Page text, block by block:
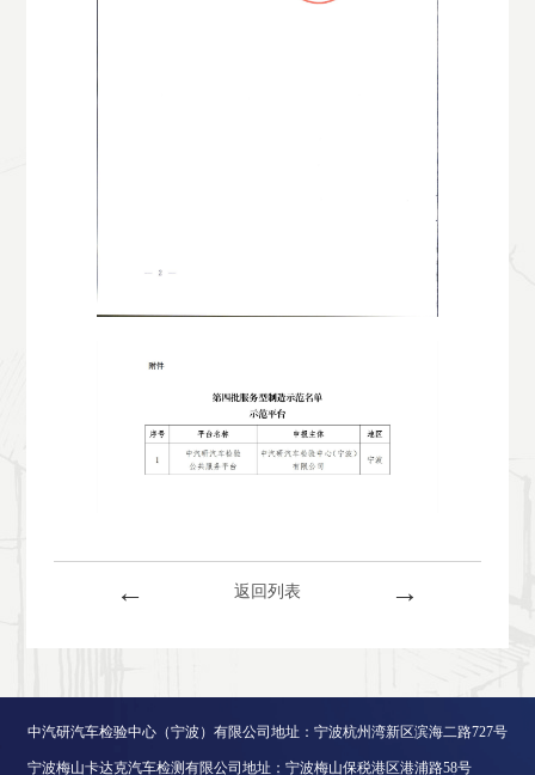
← 返回列表 →
中汽研汽车检验中心（宁波）有限公司地址：宁波杭州湾新区滨海二路727号
宁波梅山卡达克汽车检测有限公司地址：宁波梅山保税港区港浦路58号